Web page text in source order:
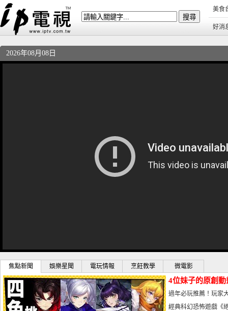
美食
好消
2026年08月08日
焦點新聞 娛樂星聞 電玩情報 烹飪教學 微電影
4位妹子的原創
曝光_電玩宅速配
過年必玩推薦！玩家
宅速配20230126
經典科幻恐怖遊戲《